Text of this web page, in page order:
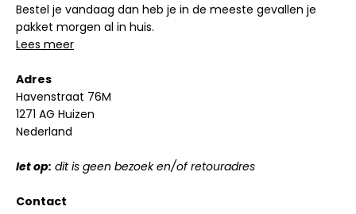
Bestel je vandaag dan heb je in de meeste gevallen je
pakket morgen al in huis.
Lees meer
Adres
Havenstraat 76M
1271 AG Huizen
Nederland
let op: dit is geen bezoek en/of retouradres
Contact